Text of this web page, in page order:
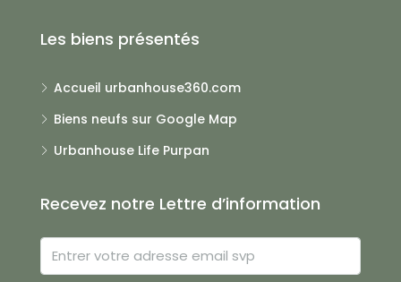
Les biens présentés
Accueil urbanhouse360.com
Biens neufs sur Google Map
Urbanhouse Life Purpan
Recevez notre Lettre d’information